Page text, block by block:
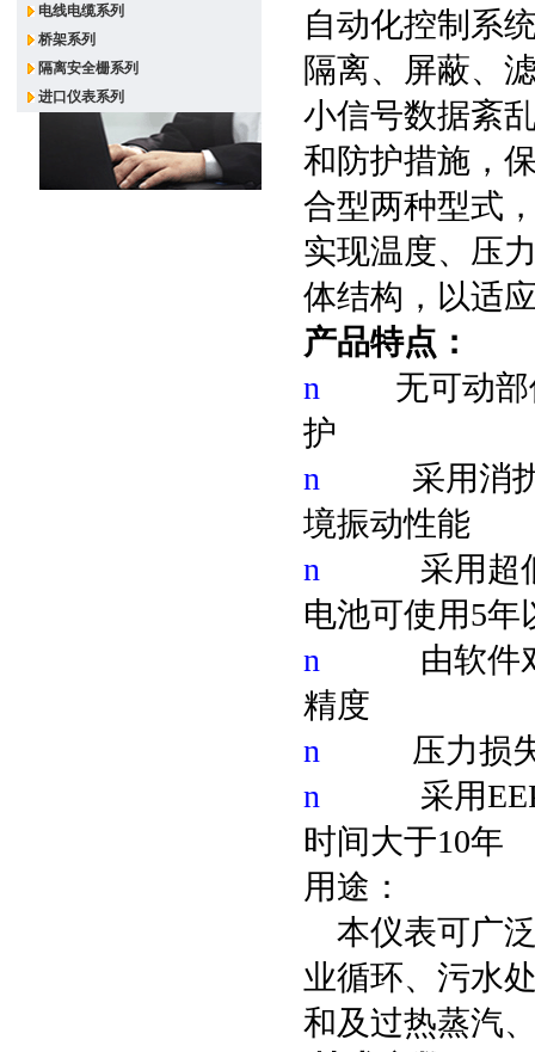
电线电缆系列
桥架系列
隔离安全栅系列
进口仪表系列
自动化控制系
隔离、屏蔽、
小信号数据紊
和防护措施，
合型两种型式
实现温度、压
体结构，以适
产品特点：
n
无可动
护
n
采用消
境振动性能
n
采用超
电池可使用5年
n
由软件
精度
n
压力损
n
采用
时间大于10年
用途：
本仪表可广
业循环、污水
和及过热蒸汽